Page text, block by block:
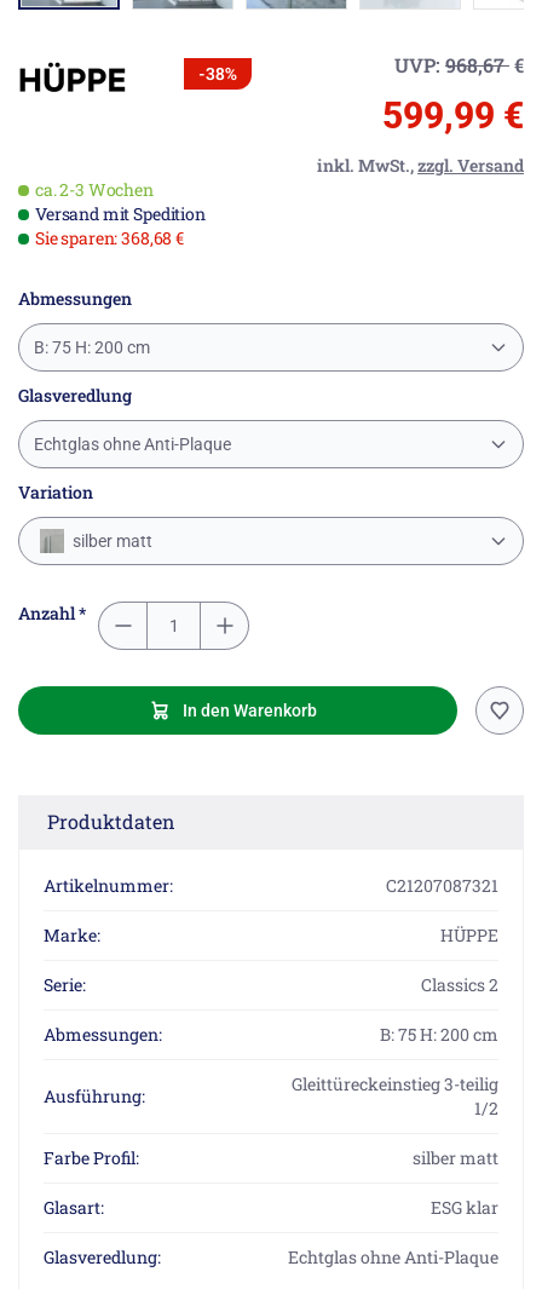
-38% UVP: 968,67€
599,99 €
inkl. MwSt.,zzgl. Versand
ca. 2-3 Wochen
Versand mit Spedition
Sie sparen: 368,68 €
Abmessungen
B: 75 H: 200 cm
Glasveredlung
Echtglas ohne Anti-Plaque
Variation
silber matt
Anzahl *
In den Warenkorb
Produktdaten
Artikelnummer: C21207087321
Marke: HÜPPE
Serie: Classics 2
Abmessungen: B: 75 H: 200 cm
Ausführung:
Gleittüreckeinstieg 3-teilig
1/2
Farbe Profil: silber matt
Glasart: ESG klar
Glasveredlung: Echtglas ohne Anti-Plaque